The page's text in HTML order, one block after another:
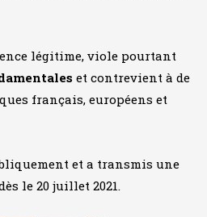
légitime, viole pourtant
et contrevient à de
français, européens et
et a transmis une
le 20 juillet 2021.